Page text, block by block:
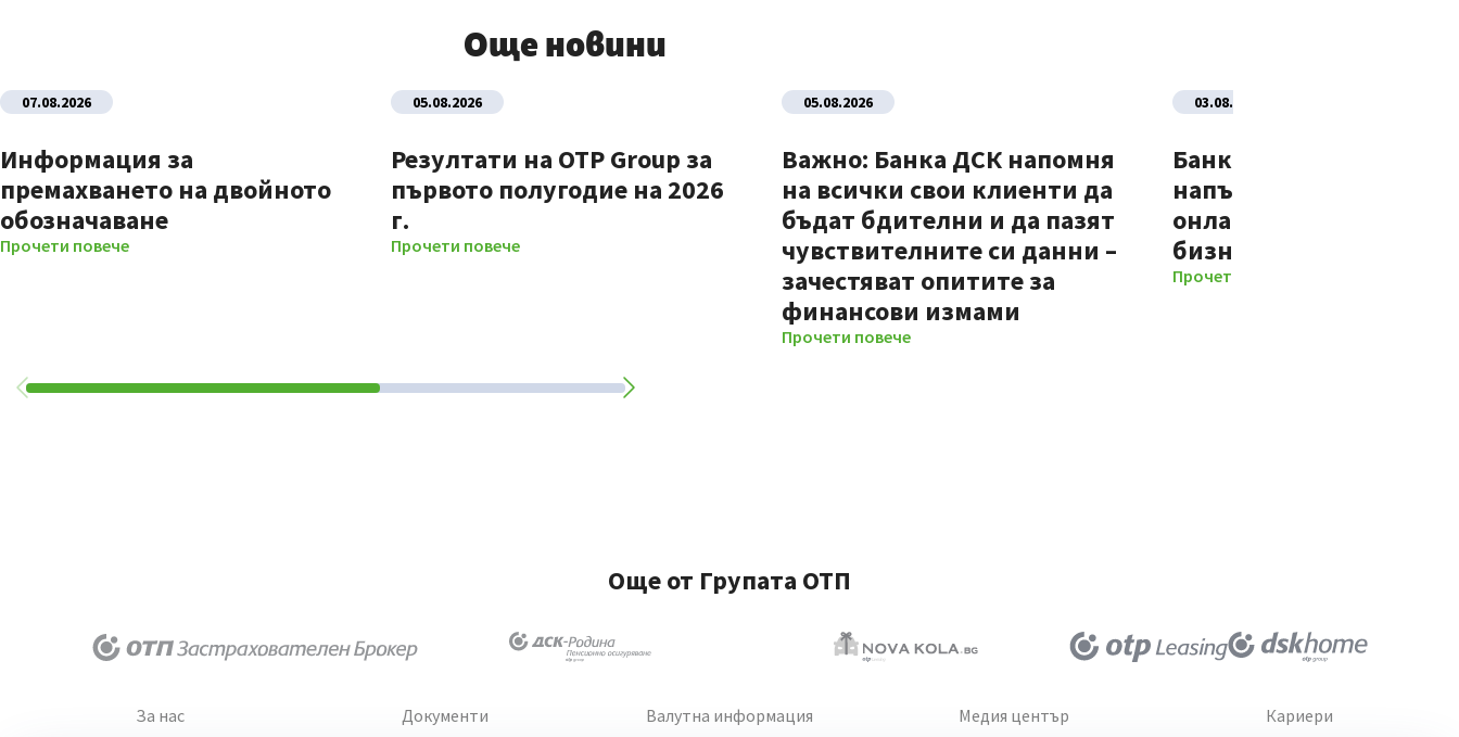
Още новини
07.08.2026
Информация за
премахването на двойното
обозначаване
Прочети повече
05.08.2026
Резултати на OTP Group за
първото полугодие на 2026
г.
Прочети повече
05.08.2026
Важно: Банка ДСК напомня
на всички свои клиенти да
бъдат бдителни и да пазят
чувствителните си данни –
зачестяват опитите за
финансови измами
Прочети повече
03.08.2026
Банка ДСК стартира
напълно
онлайн процес за нови
бизнес клиенти
Прочети повече
Още от Групата ОТП
За нас
Документи
Валутна информация
Медия център
Кариери